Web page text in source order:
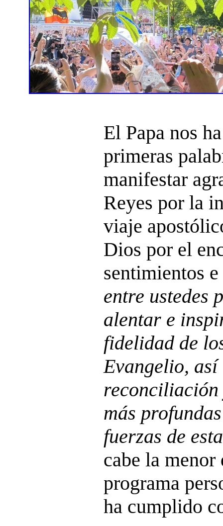
El Papa nos
primeras
manifestar
Reyes por la
viaje
Dios por el
sentimientos
entre ustedes
alentar e
fidelidad de
Evangelio, así
reconciliación
más
fuerzas de
cabe la menor
programa
ha cumplido